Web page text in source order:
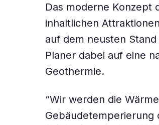
Das moderne Konzept
inhaltlichen
auf dem neusten
Planer dabei auf eine
Geothermie.
“Wir werden die
Gebäudetemperierung